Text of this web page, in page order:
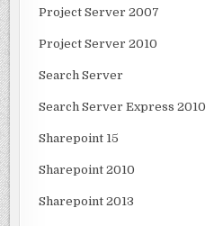
Project Server 2007
Project Server 2010
Search Server
Search Server Express 2010
Sharepoint 15
Sharepoint 2010
Sharepoint 2013